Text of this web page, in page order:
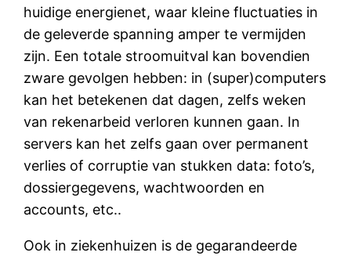
huidige energienet, waar kleine fluctuaties in
de geleverde spanning amper te vermijden
zijn. Een totale stroomuitval kan bovendien
zware gevolgen hebben: in (super)computers
kan het betekenen dat dagen, zelfs weken
van rekenarbeid verloren kunnen gaan. In
servers kan het zelfs gaan over permanent
verlies of corruptie van stukken data: foto’s,
dossiergegevens, wachtwoorden en
accounts, etc..
Ook in ziekenhuizen is de gegarandeerde